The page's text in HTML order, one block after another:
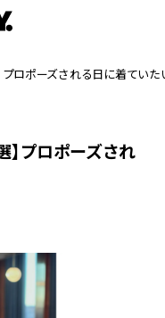
ロポーズされる日に着てい
】プロポーズされ